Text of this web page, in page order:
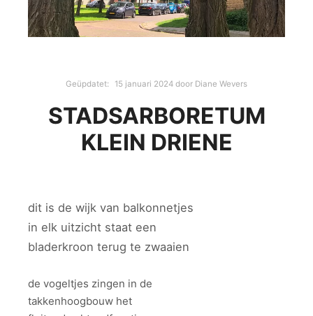
Geüpdatet: 15 januari 2024 door Diane Wevers
STADSARBORETUM
KLEIN DRIENE
dit is de wijk van balkonnetjes
in elk uitzicht staat een
bladerkroon terug te zwaaien
de vogeltjes zingen in de
takkenhoogbouw het